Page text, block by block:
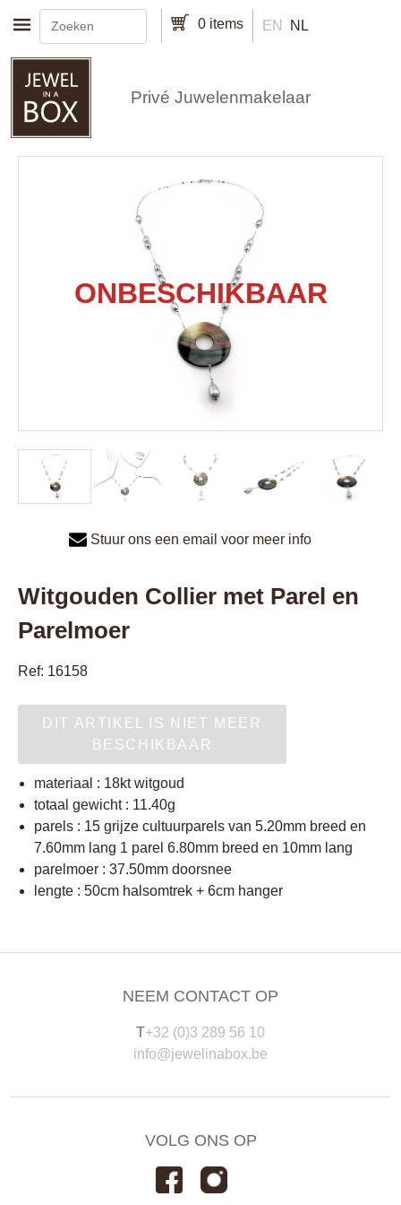
Overslaan en naar de inhoud gaan 0 items EN NL
Privé Juwelenmakelaar
Stuur ons een email voor meer info
Witgouden Collier met Parel en
Parelmoer
Ref: 16158
DIT ARTIKEL IS NIET MEER
BESCHIKBAAR
materiaal : 18kt witgoud
totaal gewicht : 11.40g
parels : 15 grijze cultuurparels van 5.20mm breed en
7.60mm lang 1 parel 6.80mm breed en 10mm lang
parelmoer : 37.50mm doorsnee
lengte : 50cm halsomtrek + 6cm hanger
NEEM CONTACT OP
T+32 (0)3 289 56 10
info@jewelinabox.be
VOLG ONS OP